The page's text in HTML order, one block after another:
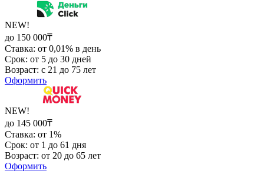
NEW!
до 150 000₸
Ставка: от 0,01% в день
Срок: от 5 до 30 дней
Возраст: с 21 до 75 лет
Оформить
NEW!
до 145 000₸
Ставка: от 1%
Срок: от 1 до 61 дня
Возраст: от 20 до 65 лет
Оформить